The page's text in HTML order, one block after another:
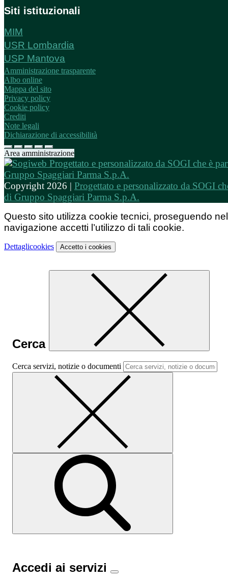
Siti istituzionali
MIM
USR Lombardia
USP Mantova
Amministrazione trasparente
Albo online
Mappa del sito
Privacy policy
Cookie policy
Crediti
Note legali
Dichiarazione di accessibilità
Area amministrazione
Copyright 2026 | Progettato e personalizzato da SOGI
di Gruppo Spaggiari Parma S.p.A.
Questo sito utilizza cookie tecnici, proseguendo
navigazione accetti l’utilizzo di tali cookie.
Dettaglicookies Accetto i cookies
Cerca
Cerca servizi, notizie o documenti
Accedi ai servizi